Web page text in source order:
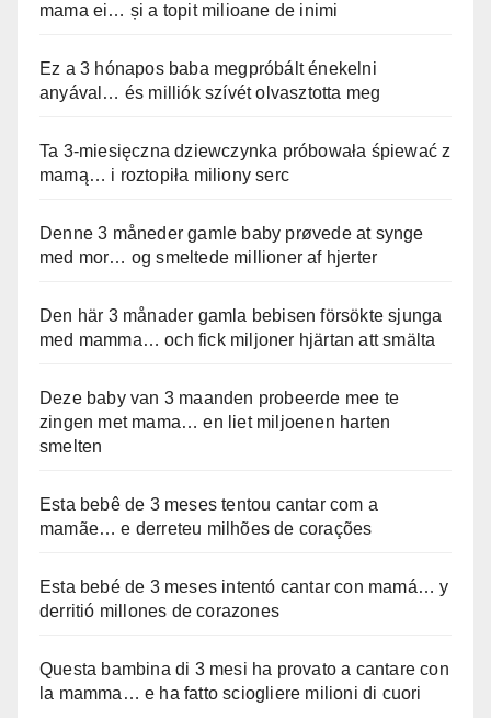
mama ei… și a topit milioane de inimi
Ez a 3 hónapos baba megpróbált énekelni
anyával… és milliók szívét olvasztotta meg
Ta 3-miesięczna dziewczynka próbowała śpiewać z
mamą… i roztopiła miliony serc
Denne 3 måneder gamle baby prøvede at synge
med mor… og smeltede millioner af hjerter
Den här 3 månader gamla bebisen försökte sjunga
med mamma… och fick miljoner hjärtan att smälta
Deze baby van 3 maanden probeerde mee te
zingen met mama… en liet miljoenen harten
smelten
Esta bebê de 3 meses tentou cantar com a
mamãe… e derreteu milhões de corações
Esta bebé de 3 meses intentó cantar con mamá… y
derritió millones de corazones
Questa bambina di 3 mesi ha provato a cantare con
la mamma… e ha fatto sciogliere milioni di cuori